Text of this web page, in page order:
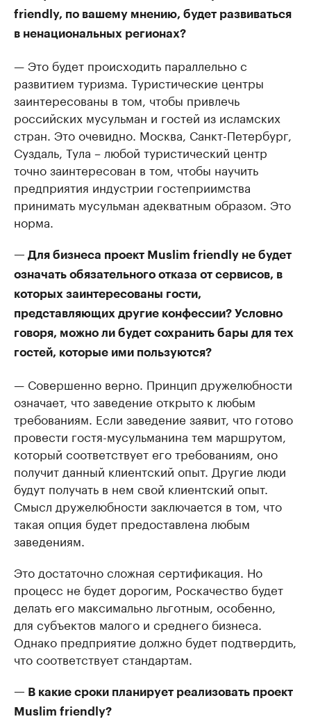
friendly, по вашему мнению, будет развиваться
в ненациональных регионах?
— Это будет происходить параллельно с
развитием туризма. Туристические центры
заинтересованы в том, чтобы привлечь
российских мусульман и гостей из исламских
стран. Это очевидно. Москва, Санкт-Петербург,
Суздаль, Тула – любой туристический центр
точно заинтересован в том, чтобы научить
предприятия индустрии гостеприимства
принимать мусульман адекватным образом. Это
норма.
— Для бизнеса проект Muslim friendly не будет
означать обязательного отказа от сервисов, в
которых заинтересованы гости,
представляющих другие конфессии? Условно
говоря, можно ли будет сохранить бары для тех
гостей, которые ими пользуются?
— Совершенно верно. Принцип дружелюбности
означает, что заведение открыто к любым
требованиям. Если заведение заявит, что готово
провести гостя-мусульманина тем маршрутом,
который соответствует его требованиям, оно
получит данный клиентский опыт. Другие люди
будут получать в нем свой клиентский опыт.
Смысл дружелюбности заключается в том, что
такая опция будет предоставлена любым
заведениям.
Это достаточно сложная сертификация. Но
процесс не будет дорогим, Роскачество будет
делать его максимально льготным, особенно,
для субъектов малого и среднего бизнеса.
Однако предприятие должно будет подтвердить,
что соответствует стандартам.
— В какие сроки планирует реализовать проект
Muslim friendly?